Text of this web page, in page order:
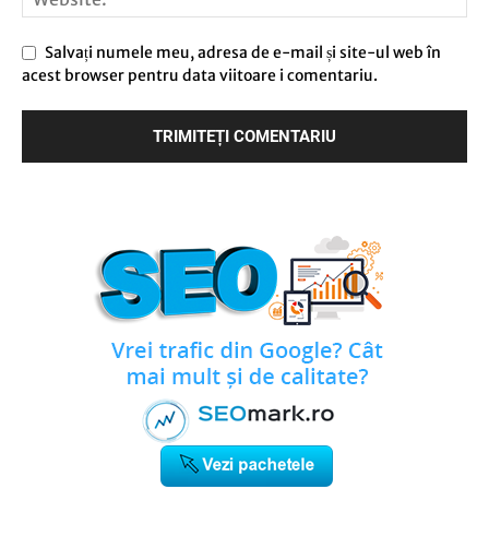
Salvați numele meu, adresa de e-mail și site-ul web în
acest browser pentru data viitoare i comentariu.